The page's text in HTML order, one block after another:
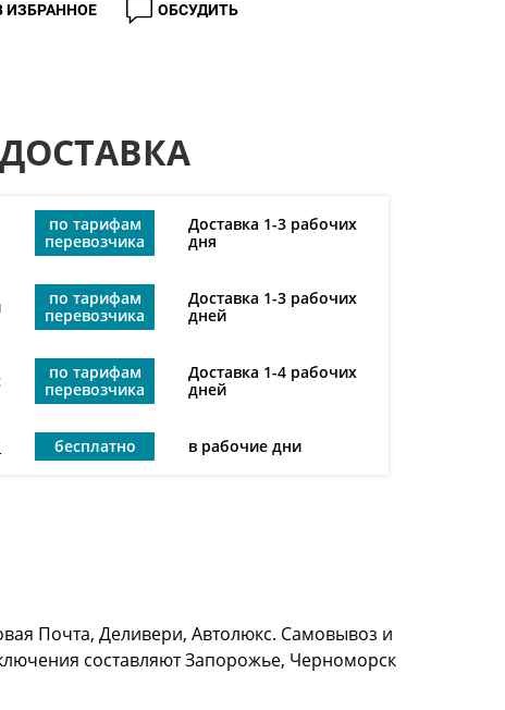
ИЗБРАННОЕ ОБСУДИТЬ
ДОСТАВКА
по тарифам
перевозчика
Доставка 1-3 рабочих
дня
по тарифам
перевозчика
Доставка 1-3 рабочих
дней
по тарифам
перевозчика
Доставка 1-4 рабочих
дней
бесплатно в рабочие дни
Почта, Деливери, Автолюкс. Самовывоз и
составляют Запорожье, Черноморск